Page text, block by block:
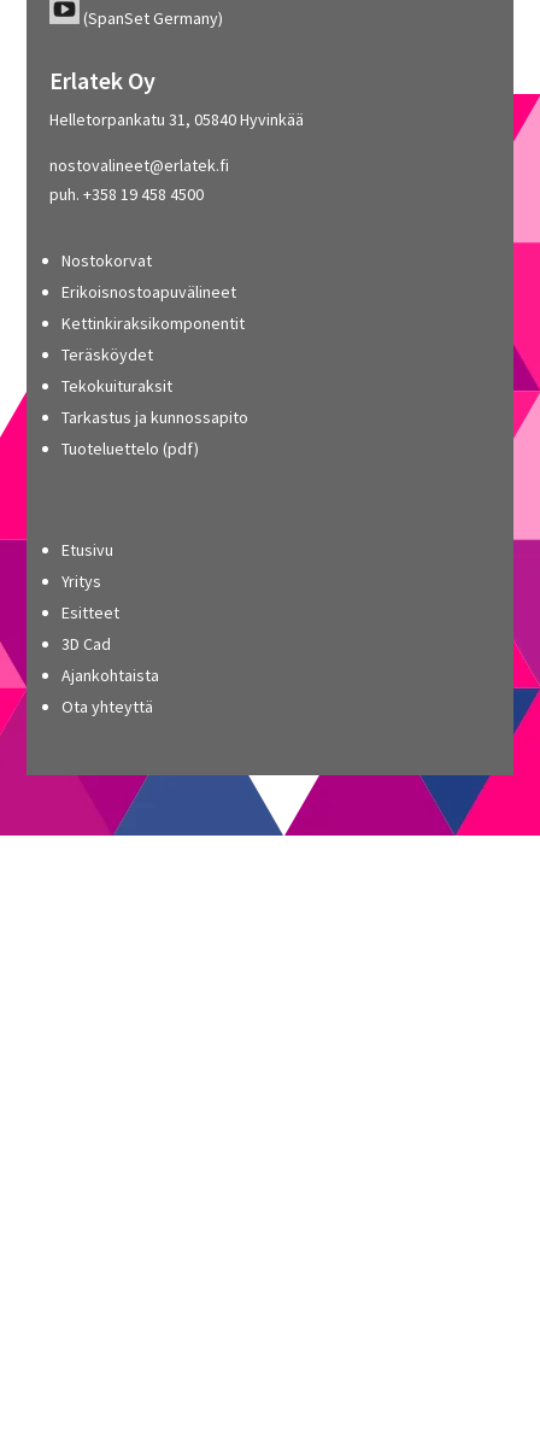
(SpanSet Germany)
Erlatek Oy
Helletorpankatu 31, 05840 Hyvinkää
nostovalineet@erlatek.fi
puh. +358 19 458 4500
Nostokorvat
Erikoisnostoapuvälineet
Kettinkiraksikomponentit
Teräsköydet
Tekokuituraksit
Tarkastus ja kunnossapito
Tuoteluettelo (pdf)
Etusivu
Yritys
Esitteet
3D Cad
Ajankohtaista
Ota yhteyttä